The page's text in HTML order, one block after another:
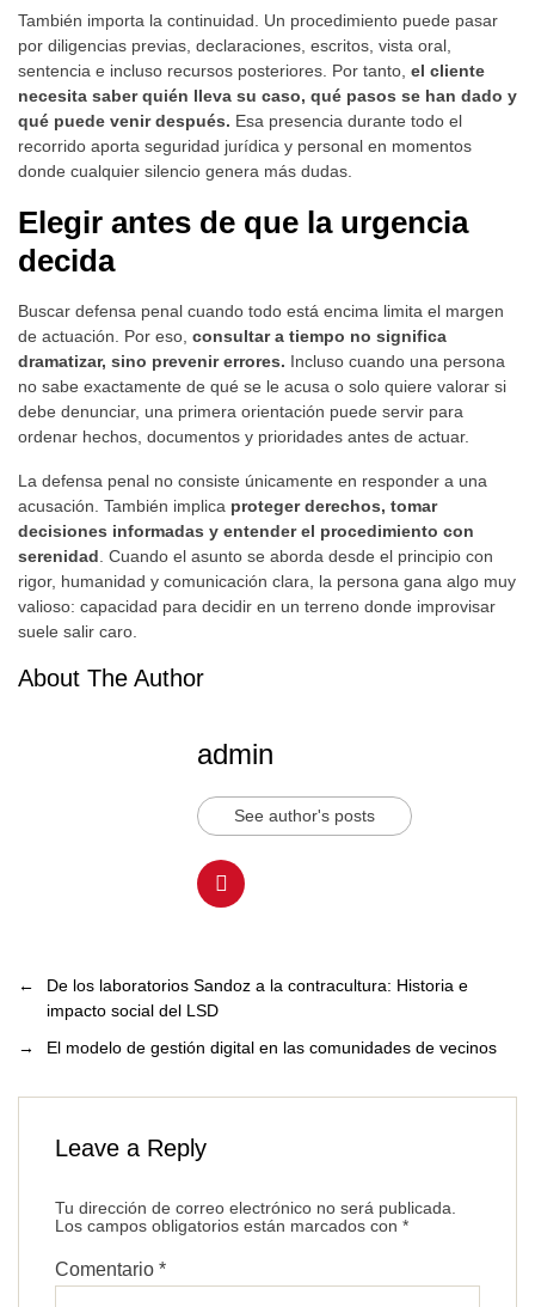
También importa la continuidad. Un procedimiento puede pasar
por diligencias previas, declaraciones, escritos, vista oral,
sentencia e incluso recursos posteriores. Por tanto, el cliente
necesita saber quién lleva su caso, qué pasos se han dado y
qué puede venir después. Esa presencia durante todo el
recorrido aporta seguridad jurídica y personal en momentos
donde cualquier silencio genera más dudas.
Elegir antes de que la urgencia
decida
Buscar defensa penal cuando todo está encima limita el margen
de actuación. Por eso, consultar a tiempo no significa
dramatizar, sino prevenir errores. Incluso cuando una persona
no sabe exactamente de qué se le acusa o solo quiere valorar si
debe denunciar, una primera orientación puede servir para
ordenar hechos, documentos y prioridades antes de actuar.
La defensa penal no consiste únicamente en responder a una
acusación. También implica proteger derechos, tomar
decisiones informadas y entender el procedimiento con
serenidad . Cuando el asunto se aborda desde el principio con
rigor, humanidad y comunicación clara, la persona gana algo muy
valioso: capacidad para decidir en un terreno donde improvisar
suele salir caro.
About The Author
admin
See author's posts
←
De los laboratorios Sandoz a la contracultura: Historia e
impacto social del LSD
→
El modelo de gestión digital en las comunidades de vecinos
Leave a Reply
Tu dirección de correo electrónico no será publicada.
Los campos obligatorios están marcados con *
Comentario *